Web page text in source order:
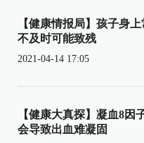
【健康情报局】孩子身
不及时可能致残
2021-04-14 17:05
【健康大真探】凝血8因
会导致出血难凝固